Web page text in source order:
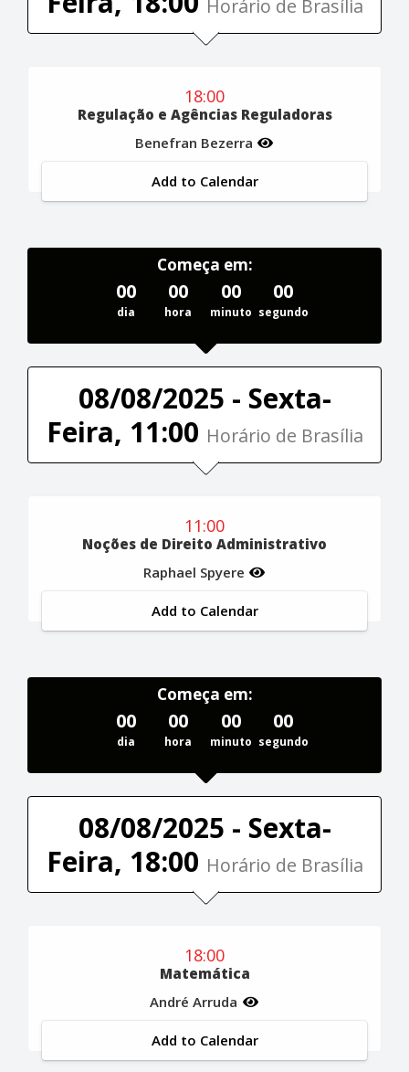
Horário de Brasília
18:00
Regulação e Agências Reguladoras
Benefran Bezerra
Add to Calendar
Começa em:
00
dia
00
hora
00
minuto
00
segundo
08/08/2025 - Sexta-
Feira, 11:00 Horário de Brasília
11:00
Noções de Direito Administrativo
Raphael Spyere
Add to Calendar
Começa em:
00
dia
00
hora
00
minuto
00
segundo
08/08/2025 - Sexta-
Feira, 18:00 Horário de Brasília
18:00
Matemática
André Arruda
Add to Calendar